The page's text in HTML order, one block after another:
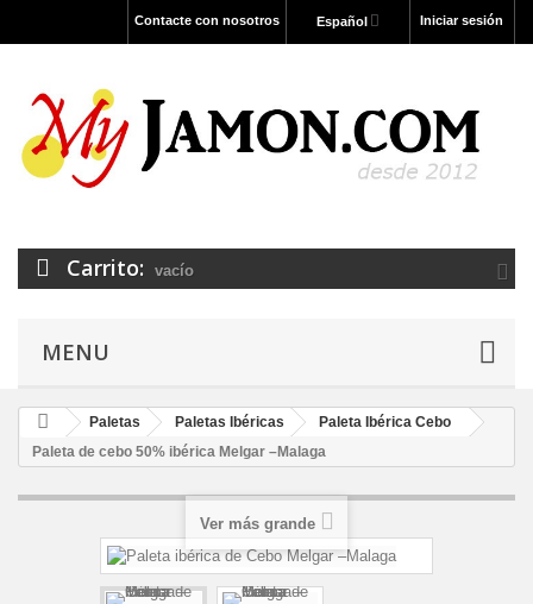
Iniciar sesión
Español
Contacte con nosotros
Carrito: vacío
MENU
Paletas Paletas Ibéricas
Paleta Ibérica Cebo
Paleta de cebo 50% ibérica Melgar –Malaga
Ver más grande